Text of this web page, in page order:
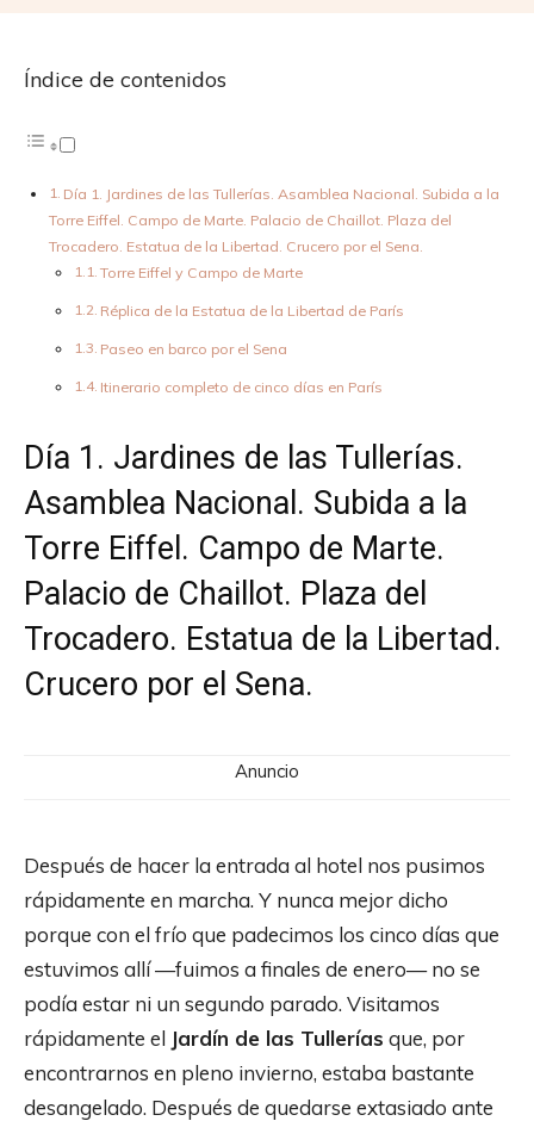
Índice de contenidos
Día 1. Jardines de las Tullerías. Asamblea Nacional. Subida a la
Torre Eiffel. Campo de Marte. Palacio de Chaillot. Plaza del
Trocadero. Estatua de la Libertad. Crucero por el Sena.
Torre Eiffel y Campo de Marte
Réplica de la Estatua de la Libertad de París
Paseo en barco por el Sena
Itinerario completo de cinco días en París
Día 1. Jardines de las Tullerías.
Asamblea Nacional. Subida a la
Torre Eiffel. Campo de Marte.
Palacio de Chaillot. Plaza del
Trocadero. Estatua de la Libertad.
Crucero por el Sena.
Anuncio
Después de hacer la entrada al hotel nos pusimos
rápidamente en marcha. Y nunca mejor dicho
porque con el frío que padecimos los cinco días que
estuvimos allí —fuimos a finales de enero— no se
podía estar ni un segundo parado. Visitamos
rápidamente el Jardín de las Tullerías que, por
encontrarnos en pleno invierno, estaba bastante
desangelado. Después de quedarse extasiado ante